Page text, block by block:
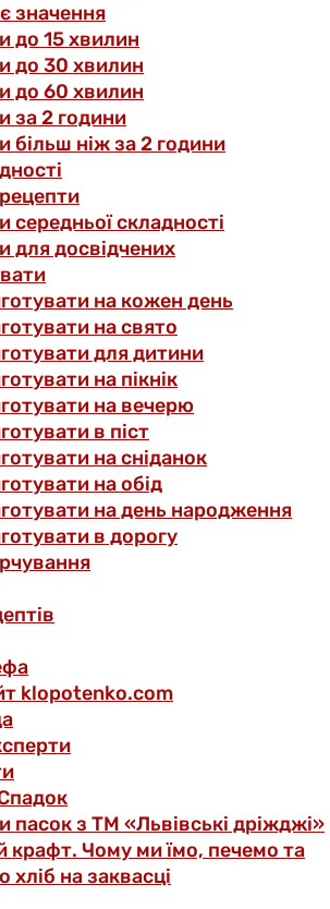
значення
до 15 хвилин
до 30 хвилин
до 60 хвилин
за 2 години
більш ніж за 2 години
середньої складності
для досвідчених
на кожен день
на свято
для дитини
на пікнік
на вечерю
в піст
на сніданок
на обід
на день народження
в дорогу
klopotenko.com
пасок з ТМ «Львівські дріжджі»
крафт. Чому ми їмо, печемо та
хліб на заквасці